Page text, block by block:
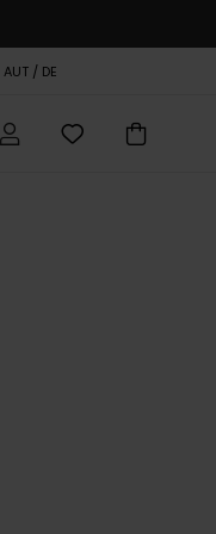
AUT / DE